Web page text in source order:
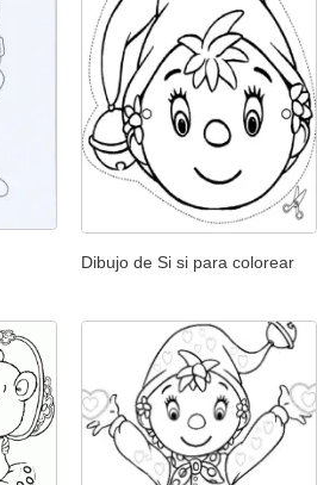
Dibujo de Si si para colorear